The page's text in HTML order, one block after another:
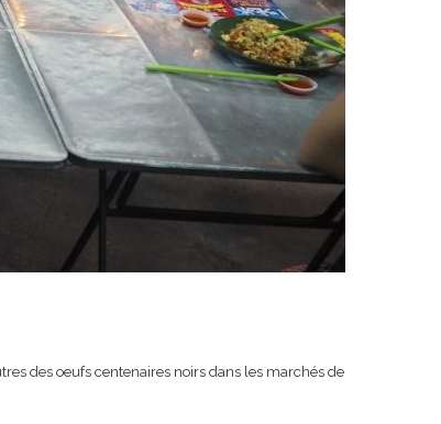
des oeufs centenaires noirs dans les marchés de